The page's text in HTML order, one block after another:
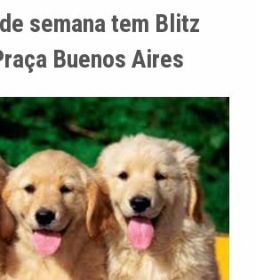
semana tem Blitz
Buenos Aires